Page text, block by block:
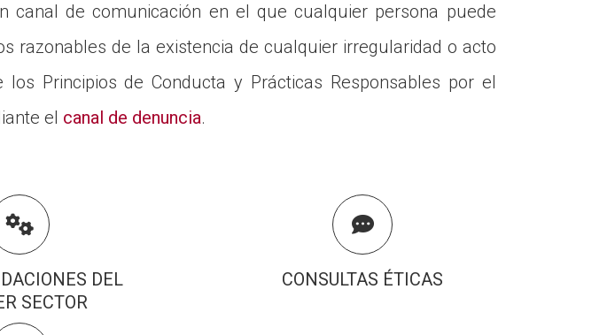
canal de comunicación en el que cualquier persona puede
razonables de la existencia de cualquier irregularidad o acto
Principios de Conducta y Prácticas Responsables por el
el canal de denuncia.

DEL
SECTOR

CONSULTAS ÉTICAS